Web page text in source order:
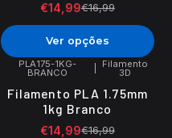
€14,99€16,99
Ver opções
-12%DESCONTO
PLA175-1KG-
BRANCO
Filamento
3D
Filamento PLA 1.75mm
1kg Branco
€14,99€16,99